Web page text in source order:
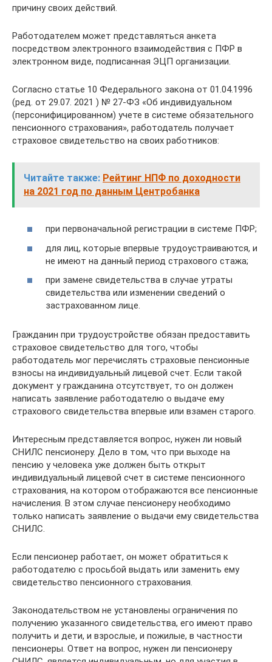
причину своих действий.
Работодателем может представляться анкета
посредством электронного взаимодействия с ПФР в
электронном виде, подписанная ЭЦП организации.
Согласно статье 10 Федерального закона от 01.04.1996
(ред. от 29.07. 2021 ) № 27-ФЗ «Об индивидуальном
(персонифицированном) учете в системе обязательного
пенсионного страхования», работодатель получает
страховое свидетельство на своих работников:
Читайте также: Рейтинг НПФ по доходности
на 2021 год по данным Центробанка
при первоначальной регистрации в системе ПФР;
для лиц, которые впервые трудоустраиваются, и
не имеют на данный период страхового стажа;
при замене свидетельства в случае утраты
свидетельства или изменении сведений о
застрахованном лице.
Гражданин при трудоустройстве обязан предоставить
страховое свидетельство для того, чтобы
работодатель мог перечислять страховые пенсионные
взносы на индивидуальный лицевой счет. Если такой
документ у гражданина отсутствует, то он должен
написать заявление работодателю о выдаче ему
страхового свидетельства впервые или взамен старого.
Интересным представляется вопрос, нужен ли новый
СНИЛС пенсионеру. Дело в том, что при выходе на
пенсию у человека уже должен быть открыт
индивидуальный лицевой счет в системе пенсионного
страхования, на котором отображаются все пенсионные
начисления. В этом случае пенсионеру необходимо
только написать заявление о выдачи ему свидетельства
СНИЛС.
Если пенсионер работает, он может обратиться к
работодателю с просьбой выдать или заменить ему
свидетельство пенсионного страхования.
Законодательством не установлены ограничения по
получению указанного свидетельства, его имеют право
получить и дети, и взрослые, и пожилые, в частности
пенсионеры. Ответ на вопрос, нужен ли пенсионеру